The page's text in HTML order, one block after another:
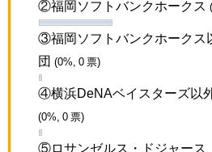
②福岡ソフトバンクホークス
③福岡ソフトバンクホークス
団 (0%, 0 票)
④横浜DeNAベイスターズ以
(0%, 0 票)
⑤ロサンゼルス・ドジャース